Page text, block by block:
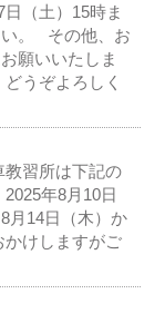
（土）15時ま
い。 その他、お
願いいたしま
うぞよろしく
教習所は下記の
年8月10日
月14日（木）か
かけしますがご